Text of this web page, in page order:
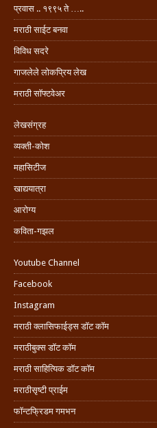
प्रवास .. १९९५ ते …..
मराठी साईट बनवा
विविध सदरे
गाजलेले लोकप्रिय लेख
मराठी सॉफ्टवेअर
लेखसंग्रह
व्यक्ती-कोश
महासिटीज
खाद्ययात्रा
आरोग्य
कविता-गझल
Youtube Channel
Facebook
Instagram
मराठी क्लासिफाईड्स डॉट कॉम
मराठीबुक्स डॉट कॉम
मराठी साहित्यिक डॉट कॉम
मराठीसृष्टी प्राईम
फॉन्टफ्रिडम गमभन